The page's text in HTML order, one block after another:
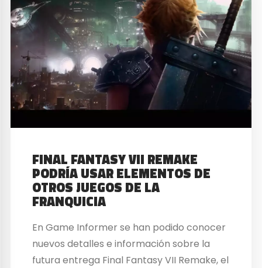
FINAL FANTASY VII REMAKE
PODRÍA USAR ELEMENTOS DE
OTROS JUEGOS DE LA
FRANQUICIA
En Game Informer se han podido conocer
nuevos detalles e información sobre la
futura entrega Final Fantasy VII Remake, el